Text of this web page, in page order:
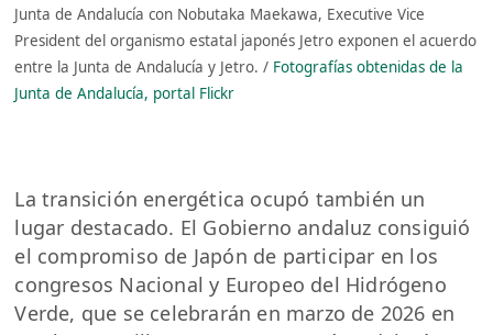
Junta de Andalucía con Nobutaka Maekawa, Executive Vice
President del organismo estatal japonés Jetro exponen el acuerdo
entre la Junta de Andalucía y Jetro. / Fotografías obtenidas de la
Junta de Andalucía, portal Flickr
La transición energética ocupó también un
lugar destacado. El Gobierno andaluz consiguió
el compromiso de Japón de participar en los
congresos Nacional y Europeo del Hidrógeno
Verde, que se celebrarán en marzo de 2026 en